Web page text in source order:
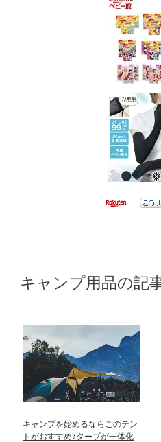
キャンプ用品の記
キャンプを始めるならこのテン
トがおすすめ♪タープが一体化